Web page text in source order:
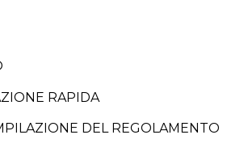
RAPIDA
DEL REGOLAMENTO